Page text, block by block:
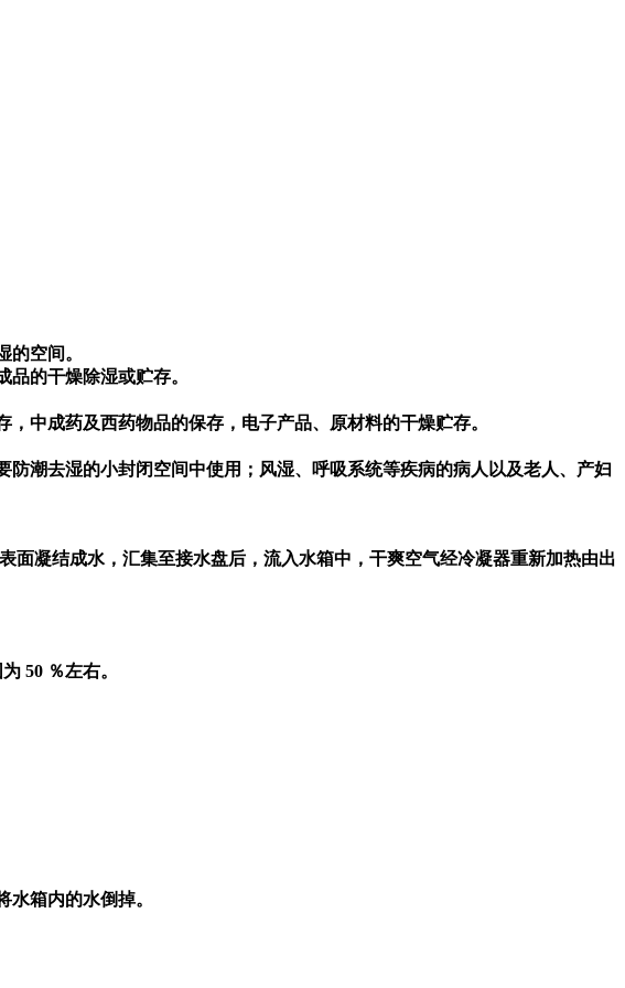
空间。
的干燥除湿或贮存。
中成药及西药物品的保存，电子产品、原材料的干燥贮存。
潮去湿的小封闭空间中使用；风湿、呼吸系统等疾病的病人以及老人、产妇
凝结成水，汇集至接水盘后，流入水箱中，干爽空气经冷凝器重新加热由出
50 ％左右。
箱内的水倒掉。